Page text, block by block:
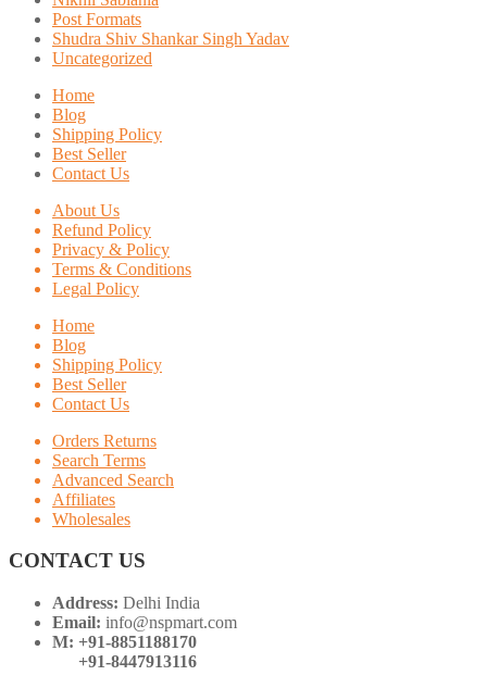
Post Formats
Shudra Shiv Shankar Singh Yadav
Uncategorized
Home
Blog
Shipping Policy
Best Seller
Contact Us
About Us
Refund Policy
Privacy & Policy
Terms & Conditions
Legal Policy
Home
Blog
Shipping Policy
Best Seller
Contact Us
Orders Returns
Search Terms
Advanced Search
Affiliates
Wholesales
CONTACT US
Address: Delhi India
Email: info@nspmart.com
M: +91-8851188170
+91-8447913116